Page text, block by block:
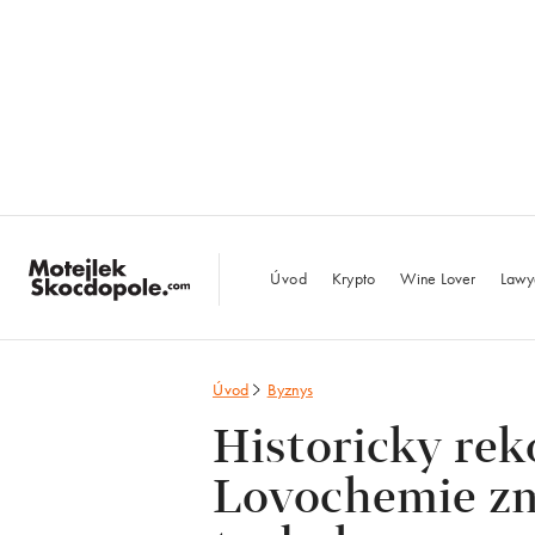
Úvod Krypto Wine Lover
Úvod Byznys
Historicky
Lovochemie